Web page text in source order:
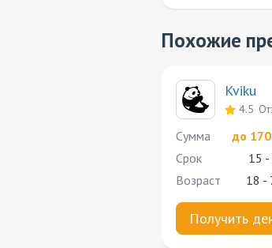
Похожие
Kviku
4.5
Cумма
до
Срок
15
Возраст
18 -
Получить